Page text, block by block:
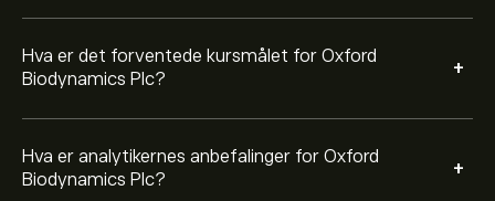
Hva er det forventede kursmålet for Oxford
Biodynamics Plc?
+
Hva er analytikernes anbefalinger for Oxford
Biodynamics Plc?
+